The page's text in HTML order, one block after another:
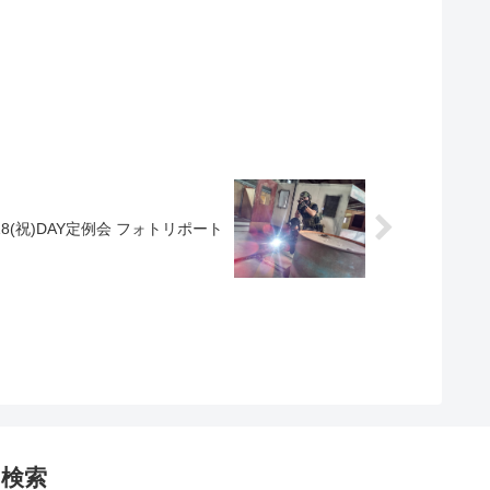
祝)DAY定例会 フォトリポート
検索